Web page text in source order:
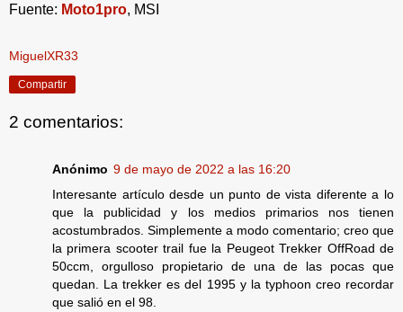
Fuente: Moto1pro, MSI
MiguelXR33
Compartir
2 comentarios:
Anónimo 9 de mayo de 2022 a las 16:20
Interesante artículo desde un punto de vista diferente a lo
que la publicidad y los medios primarios nos tienen
acostumbrados. Simplemente a modo comentario; creo que
la primera scooter trail fue la Peugeot Trekker OffRoad de
50ccm, orgulloso propietario de una de las pocas que
quedan. La trekker es del 1995 y la typhoon creo recordar
que salió en el 98.